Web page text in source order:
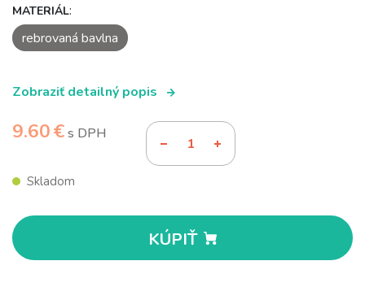
MATERIÁL:
rebrovaná bavlna
Zobraziť detailný popis
9.60 €s DPH
Skladom
KÚPIŤ